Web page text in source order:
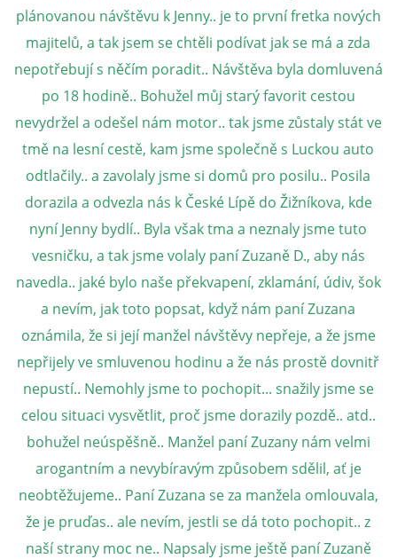
O FRETCE
PÉČE O FRETKU
VÝCHOVA FRETKY
NEMOCI FRETEK
JAK FRETKA BYDLÍ
KASTRACE
STRAVA
plánovanou návštěvu k Jenny.. je to první fretka nových
majitelů, a tak jsem se chtěli podívat jak se má a zda
nepotřebují s něčím poradit.. Návštěva byla domluvená
po 18 hodině.. Bohužel můj starý favorit cestou
nevydržel a odešel nám motor.. tak jsme zůstaly stát ve
tmě na lesní cestě, kam jsme společně s Luckou auto
odtlačily.. a zavolaly jsme si domů pro posilu.. Posila
dorazila a odvezla nás k České Lípě do Žižníkova, kde
nyní Jenny bydlí.. Byla však tma a neznaly jsme tuto
vesničku, a tak jsme volaly paní Zuzaně D., aby nás
navedla.. jaké bylo naše překvapení, zklamání, údiv, šok
a nevím, jak toto popsat, když nám paní Zuzana
oznámila, že si její manžel návštěvy nepřeje, a že jsme
nepřijely ve smluvenou hodinu a že nás prostě dovnitř
nepustí.. Nemohly jsme to pochopit... snažily jsme se
celou situaci vysvětlit, proč jsme dorazily pozdě.. atd..
bohužel neúspěšně.. Manžel paní Zuzany nám velmi
arogantním a nevybíravým způsobem sdělil, ať je
neobtěžujeme.. Paní Zuzana se za manžela omlouvala,
že je pruďas.. ale nevím, jestli se dá toto pochopit.. z
naší strany moc ne.. Napsaly jsme ještě paní Zuzaně